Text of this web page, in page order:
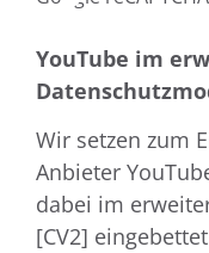
YouTube im
Wir setzen zum
Anbieter
dabei im
[CV2]